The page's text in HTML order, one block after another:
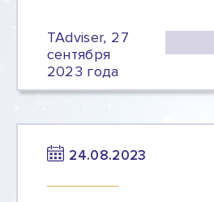
TAdviser, 27
сентября
2023 года
24.08.2023